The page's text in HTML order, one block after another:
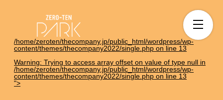
/home/zeroten/thecompany.jp/public_html/wordpress/wp-
content/themes/thecompany2022/single.php on line 13
Warning: Trying to access array offset on value of type null in
/home/zeroten/thecompany.jp/public_html/wordpress/wp-
content/themes/thecompany2022/single.php on line 13
">